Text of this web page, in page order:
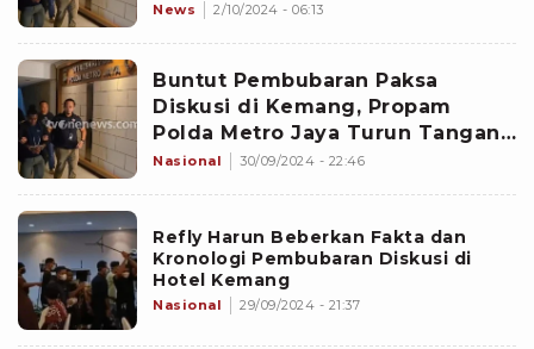
Pemanggilan Sejumlah
News 2/10/2024 - 06:13
Buntut Pembubaran Paksa
Diskusi di Kemang, Propam
Polda Metro Jaya Turun Tangan
Lakukan Ini...
Nasional 30/09/2024 - 22:46
Refly Harun Beberkan Fakta dan
Kronologi Pembubaran Diskusi di
Hotel Kemang
Nasional 29/09/2024 - 21:37